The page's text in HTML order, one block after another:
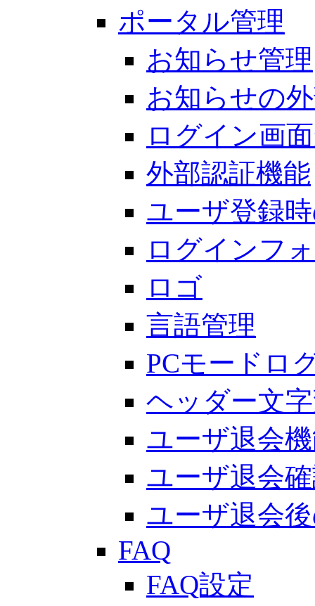
ポータル管理
お知らせ管理
お知らせの
ログイン画
外部認証機能
ユーザ登録
ログインフ
ロゴ
言語管理
PCモードロ
ヘッダー文
ユーザ退会
ユーザ退会
ユーザ退会
FAQ
FAQ設定